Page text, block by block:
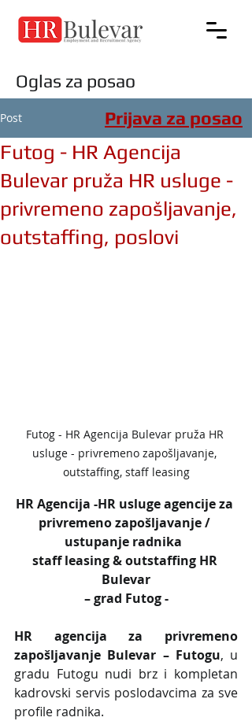
Oglas za posao
Post
Futog - HR Agencija
Bulevar pruža HR usluge -
privremeno zapošljavanje,
outstaffing, poslovi
Futog - HR Agencija Bulevar pruža HR
usluge - privremeno zapošljavanje,
outstaffing, staff leasing
HR Agencija -HR usluge agencije za
privremeno zapošljavanje /
ustupanje radnika
staff leasing & outstaffing HR
Bulevar
– grad Futog -
HR agencija za privremeno
zapošljavanje Bulevar – Futogu, u
gradu Futogu nudi brz i kompletan
kadrovski servis poslodavcima za sve
profile radnika.
Prijava za posao